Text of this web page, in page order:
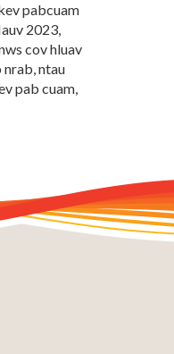
pabcuam
2023,
cov hluav
ntau
pab cuam,